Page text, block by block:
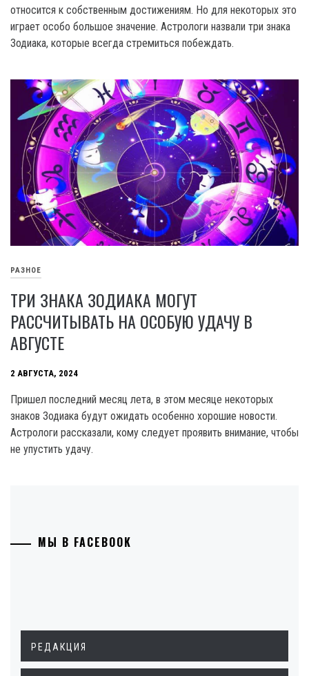
относится к собственным достижениям. Но для некоторых это
играет особо большое значение. Астрологи назвали три знака
Зодиака, которые всегда стремиться побеждать.
РАЗНОЕ
ТРИ ЗНАКА ЗОДИАКА МОГУТ
РАССЧИТЫВАТЬ НА ОСОБУЮ УДАЧУ В
АВГУСТЕ
2 АВГУСТА, 2024
Пришел последний месяц лета, в этом месяце некоторых
знаков Зодиака будут ожидать особенно хорошие новости.
Астрологи рассказали, кому следует проявить внимание, чтобы
не упустить удачу.
МЫ В FACEBOOK
РЕДАКЦИЯ